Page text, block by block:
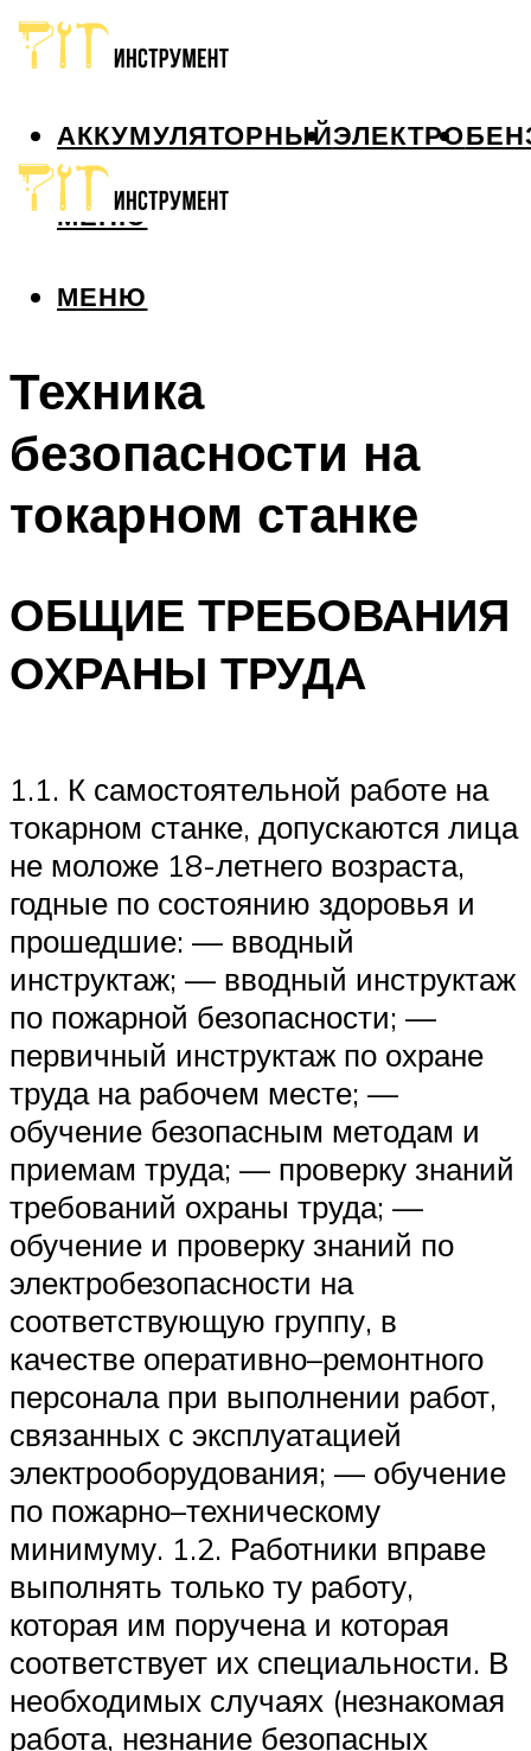
АККУМУЛЯТОРНЫЙЭЛЕКТРО
МЕНЮ
МЕНЮ
Техника
безопасности на
токарном станке
ОБЩИЕ ТРЕБОВАНИЯ
ОХРАНЫ ТРУДА
1.1. К самостоятельной работе на
токарном станке, допускаются лица
не моложе 18-летнего возраста,
годные по состоянию здоровья и
прошедшие: — вводный
инструктаж; — вводный инструктаж
по пожарной безопасности; —
первичный инструктаж по охране
труда на рабочем месте; —
обучение безопасным методам и
приемам труда; — проверку знаний
требований охраны труда; —
обучение и проверку знаний по
электробезопасности на
соответствующую группу, в
качестве оперативно–ремонтного
персонала при выполнении работ,
связанных с эксплуатацией
электрооборудования; — обучение
по пожарно–техническому
минимуму. 1.2. Работники вправе
выполнять только ту работу,
которая им поручена и которая
соответствует их специальности. В
необходимых случаях (незнакомая
работа, незнание безопасных